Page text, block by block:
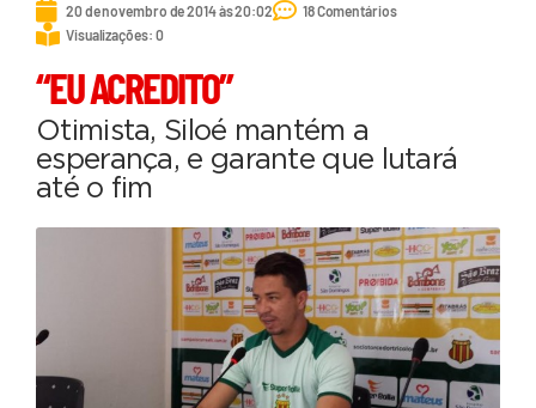
20 de novembro de 2014 às 20:02
18 Comentários
Visualizações: 0
“EU ACREDITO”
Otimista, Siloé mantém a
esperança, e garante que lutará
até o fim